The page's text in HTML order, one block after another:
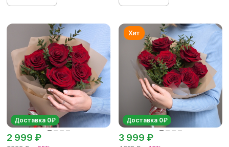
Доставка 0₽
2 999 ₽
Доставка 0₽
3 999 ₽